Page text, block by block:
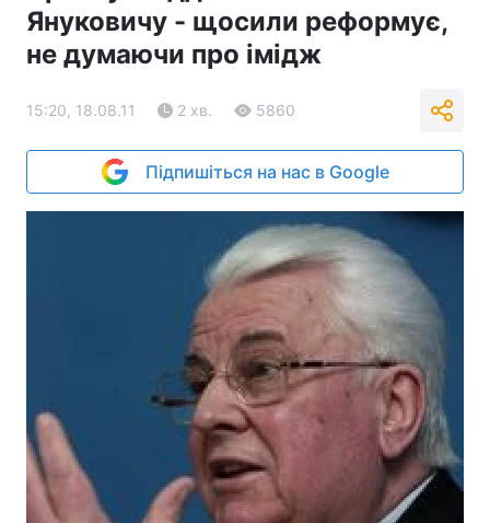
Януковичу - щосили реформує,
не думаючи про імідж
15:20, 18.08.11 2 хв. 5860
Підпишіться на нас в Google